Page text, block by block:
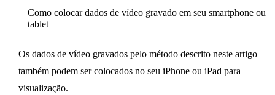
Como colocar dados de vídeo gravado em seu smartphone ou
tablet
Os dados de vídeo gravados pelo método descrito neste artigo
também podem ser colocados no seu iPhone ou iPad para
visualização.